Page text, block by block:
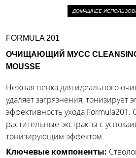
ДОМАШНЕЕ
FORMULA 201
ОЧИЩАЮЩИЙ МУСС
MOUSSE
Нежная пенка для идеального
удаляет загрязнения,
эффективность ухода Formula201.
растительные экстракты с
тонизирующим эффектом.
Ключевые компоненты: